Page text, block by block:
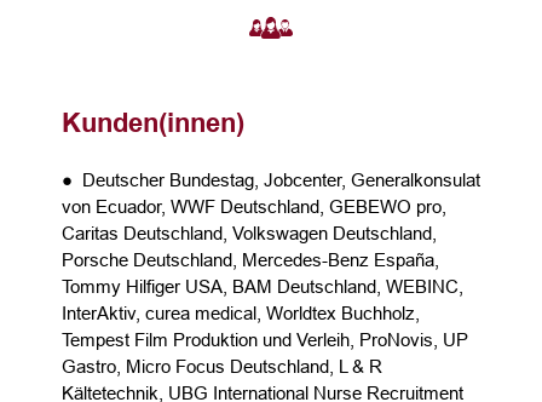
Kunden(innen)
● Deutscher Bundestag, Jobcenter, Generalkonsulat
von Ecuador, WWF Deutschland, GEBEWO pro,
Caritas Deutschland, Volkswagen Deutschland,
Porsche Deutschland, Mercedes-Benz España,
Tommy Hilfiger USA, BAM Deutschland, WEBINC,
InterAktiv, curea medical, Worldtex Buchholz,
Tempest Film Produktion und Verleih, ProNovis, UP
Gastro, Micro Focus Deutschland, L & R
Kältetechnik, UBG International Nurse Recruitment